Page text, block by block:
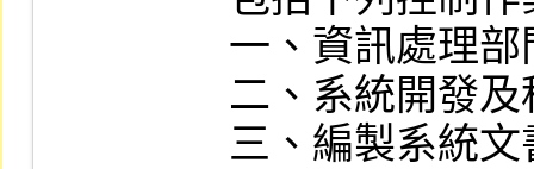
一、資訊處理
二、系統開發
三、編製系統